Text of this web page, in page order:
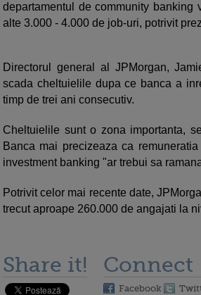
departamentul de community banking
alte 3.000 - 4.000 de job-uri, potrivit
Directorul general al JPMorgan,
scada cheltuielile dupa ce banca a
timp de trei ani consecutiv.
Cheltuielile sunt o zona importanta,
Banca mai precizeaza ca
investment banking "ar trebui sa
Potrivit celor mai recente date,
trecut aproape 260.000 de angajati la
Share it! Connect
Facebook